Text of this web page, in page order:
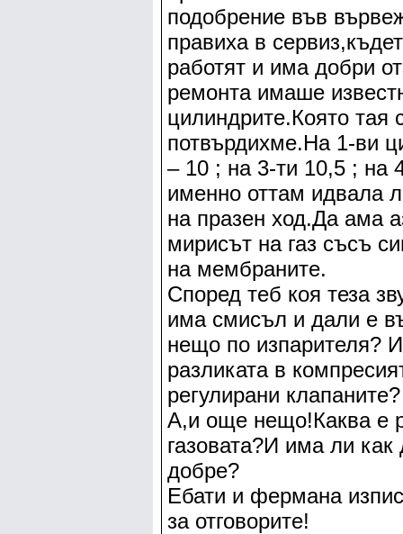
подобрение във
правиха в
работят и има добри
ремонта имаше
цилиндрите.Която тая
потвърдихме.На 1-ви
– 10 ; на 3-ти 10,5 ; на
именно оттам идвала
на празен ход.Да ама
мирисът на газ съсъ
на мембраните.
Според теб коя теза
има смисъл и дали е
нещо по изпарителя?
разликата в
регулирани клапаните?
А,и още нещо!Каква е
газовата?И има ли
добре?
Ебати и фермана
за отговорите!